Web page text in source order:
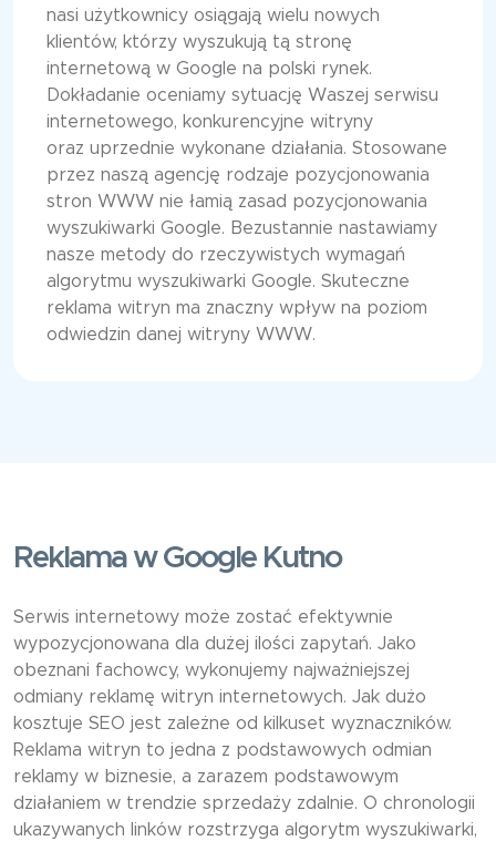
nasi użytkownicy osiągają wielu nowych
klientów, którzy wyszukują tą stronę
internetową w Google na polski rynek.
Dokładanie oceniamy sytuację Waszej serwisu
internetowego, konkurencyjne witryny
oraz uprzednie wykonane działania. Stosowane
przez naszą agencję rodzaje pozycjonowania
stron WWW nie łamią zasad pozycjonowania
wyszukiwarki Google. Bezustannie nastawiamy
nasze metody do rzeczywistych wymagań
algorytmu wyszukiwarki Google. Skuteczne
reklama witryn ma znaczny wpływ na poziom
odwiedzin danej witryny WWW.
Reklama w Google Kutno
Serwis internetowy może zostać efektywnie
wypozycjonowana dla dużej ilości zapytań. Jako
obeznani fachowcy, wykonujemy najważniejszej
odmiany reklamę witryn internetowych. Jak dużo
kosztuje SEO jest zależne od kilkuset wyznaczników.
Reklama witryn to jedna z podstawowych odmian
reklamy w biznesie, a zarazem podstawowym
działaniem w trendzie sprzedaży zdalnie. O chronologii
ukazywanych linków rozstrzyga algorytm wyszukiwarki,